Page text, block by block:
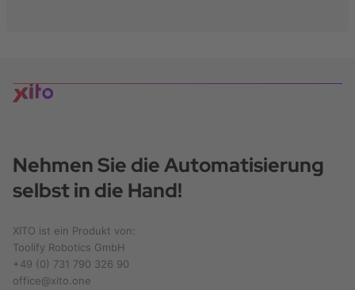
Nehmen Sie die Automatisierung
selbst in die Hand!
XITO ist ein Produkt von:
Toolify Robotics GmbH
+49 (0) 731 790 326 90
office@xito.one